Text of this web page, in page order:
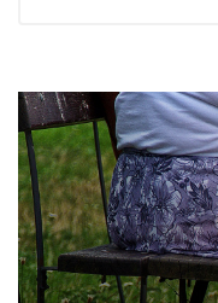
політика
місія